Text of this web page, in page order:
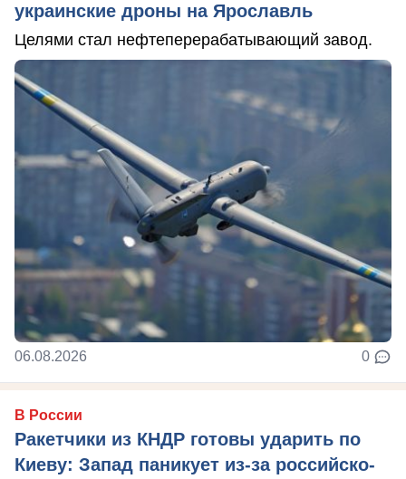
украинские дроны на Ярославль
Целями стал нефтеперерабатывающий завод.
06.08.2026 0
В России
Ракетчики из КНДР готовы ударить по
Киеву: Запад паникует из-за российско-